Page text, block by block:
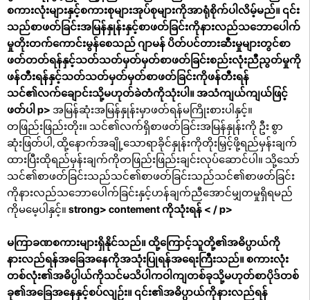
စကားလုံးများနှင့်စကားစုများအုပ်စုများကိုအာရုံစိုက်ပါလိမ့်မည်။ ၎င်း
သည်စာဖတ်ခြင်းအမြန်နှုန်းနှင့်စာဖတ်ခြင်းကိုနားလည်သဘောပေါက်
မှုတိုးတက်ကောင်းမွန်စေသည် ဂျာမန် ပိတ်ပင်တားဆီးမှုများတွင်စာ
ဖတ်တတ်ရန်နှင့်သတ်သတ်မှတ်မှတ်စာဖတ်ခြင်းစည်းလုံးညီညွတ်မှုကို
ဖန်တီးရန်နှင့်သတ်သတ်မှတ်မှတ်စာဖတ်ခြင်းကိုဖန်တီးရန်
သင်၏လက်ချောင်းသို့မဟုတ်ခဲတံကိုသုံးပါ။အသံကျယ်ကျယ်ဖြင့်
ဖတ်ပါ p> အမြန်ဆုံးအမြန်နှုန်းမှာဖတ်ရန်မကြိုးစားပါနှင့်။
တဖြည်းဖြည်းတိုး။ သင်၏လက်ရှိစာဖတ်ခြင်းအမြန်နှုန်းကို ဦး စွာ
ဆုံးဖြတ်ပါ, ထို့နောက်အချို့သောရာခိုင်နှုန်းကိုတိုးမြှင့်ဖို့ရည်မှန်းချက်
ထားပြီးထိုရည်မှန်းချက်ကိုတဖြည်းဖြည်းချင်းလုပ်ဆောင်ပါ။ သို့သော်
သင်၏စာဖတ်ခြင်းသည်သင်၏စာဖတ်ခြင်းသည်သင်၏စာဖတ်ခြင်း
ကိုနားလည်သဘောပေါက်ခြင်းနှင့်ဟန်ချက်ညီအောင်မျှတမှုရှိရမည်
ကိုမမေ့ပါနှင့်။ strong> contement ကိုသုံးရန် < / p>
မကြာခဏစကားများရှိနိုင်သည်။ ထို့ကြောင့်သူတို့၏အဓိပ္ပာယ်ကို
နားလည်ရန်အခြေအနေကိုအသုံးပြုရန်အရေးကြီးသည်။ စကားလုံး
တစ်လုံး၏အဓိပ္ပါယ်ကိုသင်မသိပါကဝါကျတစ်ခုသို့မဟုတ်စာပိုဒ်တစ်
ခု၏အခြေအနေနှင့်စပ်လျဉ်း။ ၎င်း၏အဓိပ္ပာယ်ကိုနားလည်ရန်